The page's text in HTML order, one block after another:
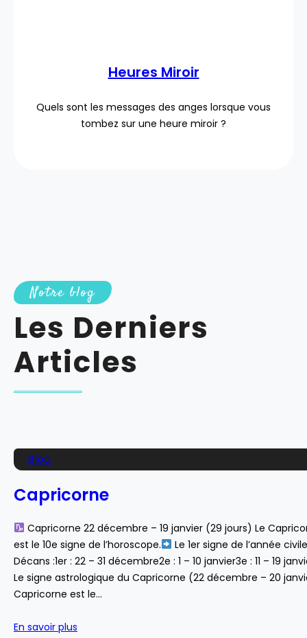
Heures Miroir
Quels sont les messages des anges lorsque vous
tombez sur une heure miroir ?
Notre blog
Les Derniers
Articles
Blog
Capricorne
Capricorne 22 décembre – 19 janvier (29 jours) Le
est le 10e signe de l’horoscope.
Le 1er signe de l’année
Décans :1er : 22 – 31 décembre2e : 1 – 10 janvier3e : 11 – 19
Le signe astrologique du Capricorne (22 décembre – 20
Capricorne est le…
En savoir plus